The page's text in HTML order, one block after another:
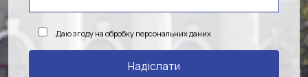
Даю згоду на обробку персональних даних